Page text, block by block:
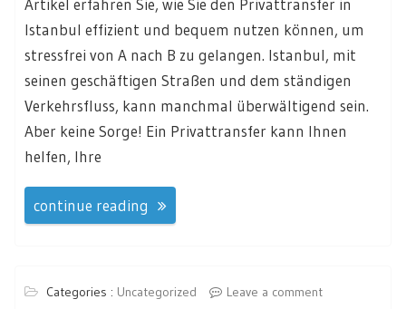
Artikel erfahren Sie, wie Sie den Privattransfer in
Istanbul effizient und bequem nutzen können, um
stressfrei von A nach B zu gelangen. Istanbul, mit
seinen geschäftigen Straßen und dem ständigen
Verkehrsfluss, kann manchmal überwältigend sein.
Aber keine Sorge! Ein Privattransfer kann Ihnen
helfen, Ihre
continue reading
Categories : Uncategorized Leave a comment